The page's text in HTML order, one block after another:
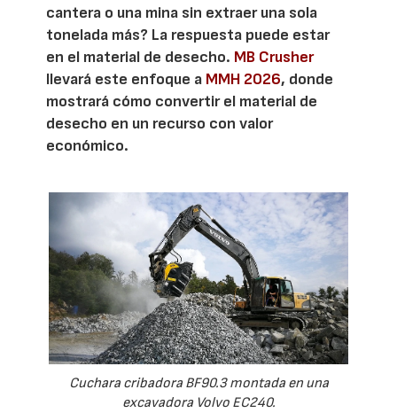
cantera o una mina sin extraer una sola
tonelada más? La respuesta puede estar
en el material de desecho. MB Crusher
llevará este enfoque a MMH 2026, donde
mostrará cómo convertir el material de
desecho en un recurso con valor
económico.
Cuchara cribadora BF90.3 montada en una
excavadora Volvo EC240.